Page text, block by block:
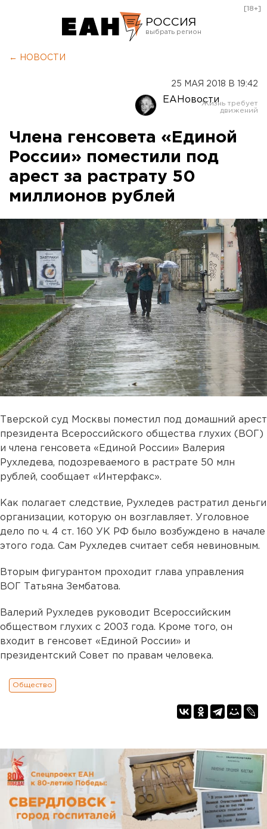
РОССИЯ
Оренбург
[18+]
← НОВОСТИ
25 МАЯ 2018 В 19:42
ЕАНовости
Члена генсовета «Единой
России» поместили под
арест за растрату 50
миллионов рублей
Тверской суд Москвы поместил под домашний арест
президента Всероссийского общества глухих (ВОГ)
и члена генсовета «Единой России» Валерия
Рухледева, подозреваемого в растрате 50 млн
рублей, сообщает «Интерфакс».
Как полагает следствие, Рухледев растратил деньги
организации, которую он возглавляет. Уголовное
дело по ч. 4 ст. 160 УК РФ было возбуждено в начале
этого года. Сам Рухледев считает себя невиновным.
Вторым фигурантом проходит глава управления
ВОГ Татьяна Зембатова.
Валерий Рухледев руководит Всероссийским
обществом глухих с 2003 года. Кроме того, он
входит в генсовет «Единой России» и
президентский Совет по правам человека.
Общество